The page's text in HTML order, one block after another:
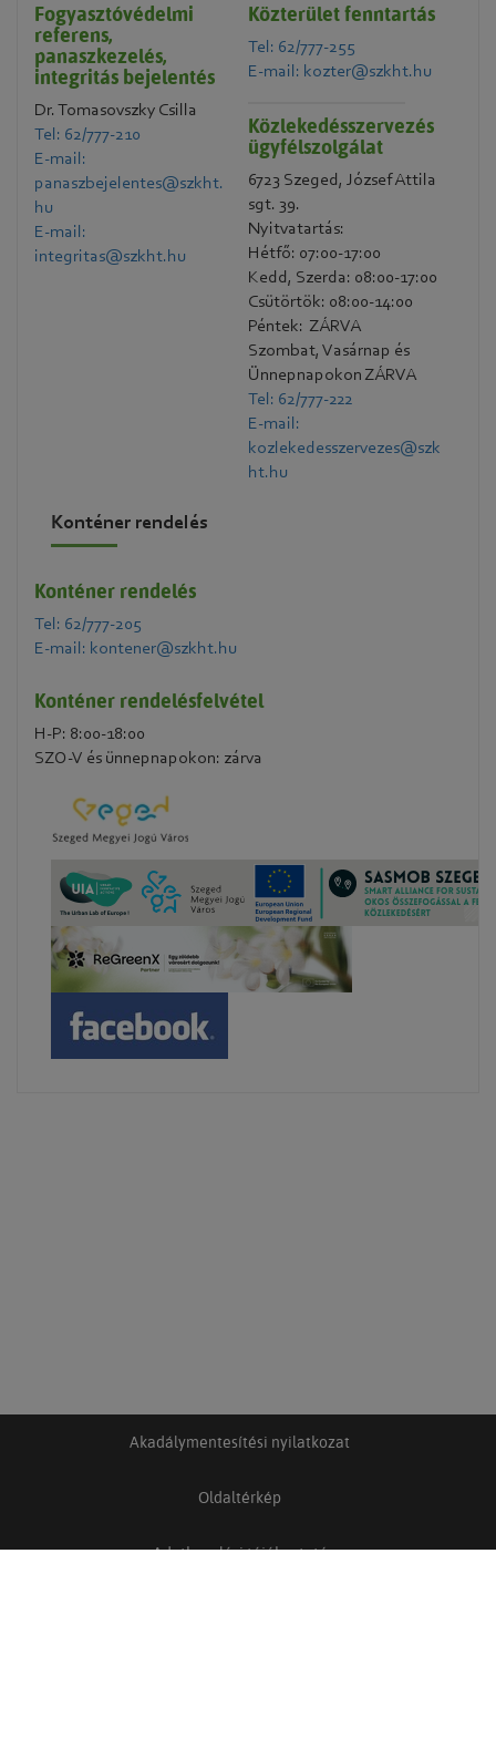
Fogyasztóvédelmi
referens,
panaszkezelés,
integritás bejelentés
Dr. Tomasovszky Csilla
Tel: 62/777-210
E-mail:
panaszbejelentes@szkht.
hu
E-mail:
integritas@szkht.hu
Közterület fenntartás
Tel: 62/777-255
E-mail: kozter@szkht.hu
Közlekedésszervezés
ügyfélszolgálat
6723 Szeged, József Attila
sgt. 39.
Nyitvatartás:
Hétfő: 07:00-17:00
Kedd, Szerda: 08:00-17:00
Csütörtök: 08:00-14:00
Péntek: ZÁRVA
Szombat, Vasárnap és
Ünnepnapokon ZÁRVA
Tel: 62/777-222
E-mail:
kozlekedesszervezes@szk
ht.hu
Konténer rendelés
Konténer rendelés
Tel: 62/777-205
E-mail: kontener@szkht.hu
Konténer rendelésfelvétel
H-P: 8:00-18:00
SZO-V és ünnepnapokon: zárva
Akadálymentesítési nyilatkozat
Oldaltérkép
Adatkezelési tájékoztató